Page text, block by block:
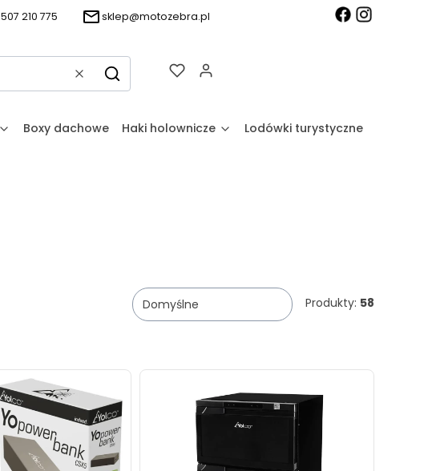
507 210 775 sklep@motozebra.pl
WyczyśćSzukaj
Boxy dachowe Haki holownicze Lodówki turystyczne
Domyślne Produkty: 58